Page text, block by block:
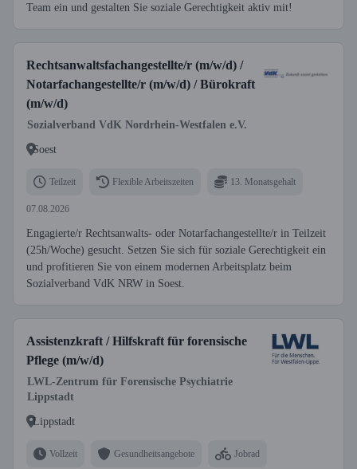
Team ein und gestalten Sie soziale Gerechtigkeit aktiv mit!
Rechtsanwaltsfachangestellte/r (m/w/d) /
Notarfachangestellte/r (m/w/d) / Bürokraft
(m/w/d)
Sozialverband VdK Nordrhein-Westfalen e.V.
Soest
Teilzeit Flexible Arbeitszeiten 13. Monatsgehalt
07.08.2026
Engagierte/r Rechtsanwalts- oder Notarfachangestellte/r in Teilzeit
(25h/Woche) gesucht. Setzen Sie sich für soziale Gerechtigkeit ein
und profitieren Sie von einem modernen Arbeitsplatz beim
Sozialverband VdK NRW in Soest.
Assistenzkraft / Hilfskraft für forensische
Pflege (m/w/d)
LWL-Zentrum für Forensische Psychiatrie
Lippstadt
Lippstadt
Vollzeit Gesundheitsangebote Jobrad